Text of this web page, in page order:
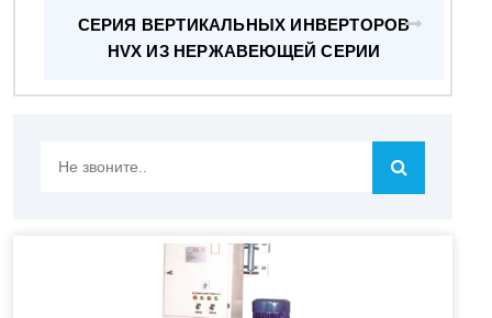
СЕРИЯ ВЕРТИКАЛЬНЫХ ИНВЕРТОРОВ
HVX ИЗ НЕРЖАВЕЮЩЕЙ СЕРИИ